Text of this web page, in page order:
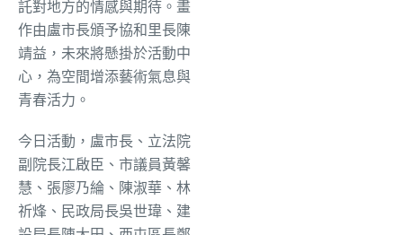
託對地方的情感與期待。畫
作由盧市長頒予協和里長陳
靖益，未來將懸掛於活動中
心，為空間增添藝術氣息與
青春活力。
今日活動，盧市長、立法院
副院長江啟臣、市議員黃馨
慧、張廖乃綸、陳淑華、林
祈烽、民政局長吳世瑋、建